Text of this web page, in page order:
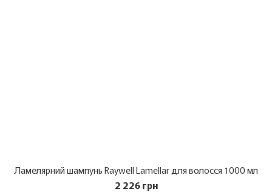
Ламелярний шампунь Raywell Lamellar для волосся 1000 мл
2 226 грн